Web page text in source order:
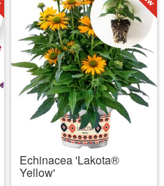
Echinacea 'Lakota®
Yellow'